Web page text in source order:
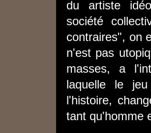
du artiste
société
contraires", on
n'est pas
masses, a
laquelle le
l'histoire,
tant qu'homme